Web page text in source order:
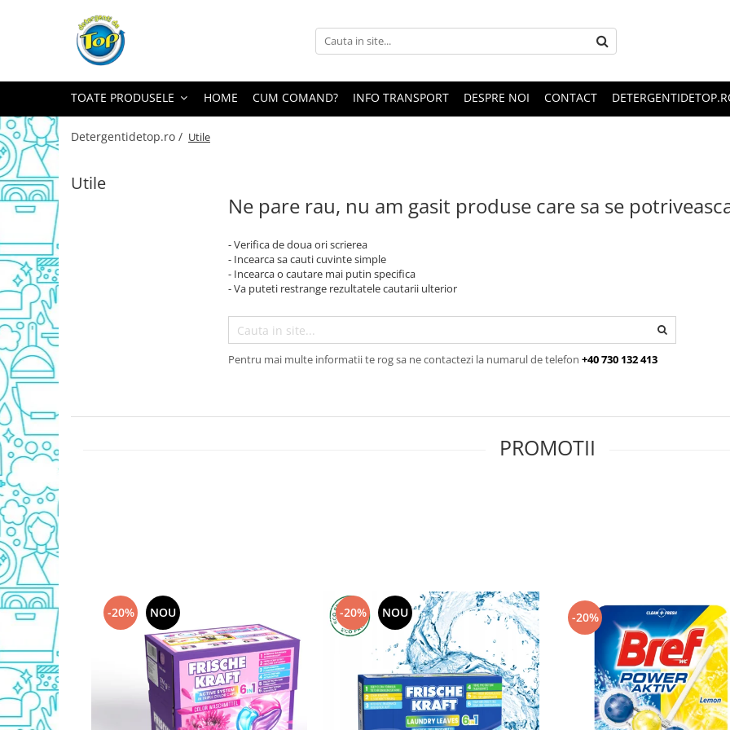
Toate Produsele
Detergenti Pudra
Detergent Lichid
Balsam De Rufe
Detergenti Curatenie Casa
Sano Detergent Pardoseli
Asevi Pardoseli
Produse Pentru Baie
Produse Pentru Bucatarie
Detergenti Curatenie Casa
Detergent Pardoseli
Detergent Geamuri
Detergent Mobila
Detergenti De Haine
Detergent Capsule
Detergent Pentru Pete
Detergent Ariel
Balsam De Rufe
Semana Balsam Rufe
Sano Maxima Balsam
Pachete Produse Curatenie
Produse Pentru Baie
Duck WC
Odorizant WC Bref
Odorizant Vas WC
Odorizant Bazin WC
Cantar
Produse Pentru Bucatarie
TOATE PRODUSELE HOME CUM COMAND? INFO TRANSPORT DESPRE NOI CONTACT
Detergentidetop.ro / Utile
Utile
Ne pare rau, nu am gasit produse care sa se
- Verifica de doua ori scrierea
- Incearca sa cauti cuvinte simple
- Incearca o cautare mai putin specifica
- Va puteti restrange rezultatele cautarii ulterior
Pentru mai multe informatii te rog sa ne contactezi la numarul de telefon +40 730 132 413
PROMOTII
-20% NOU -20% NOU -20%